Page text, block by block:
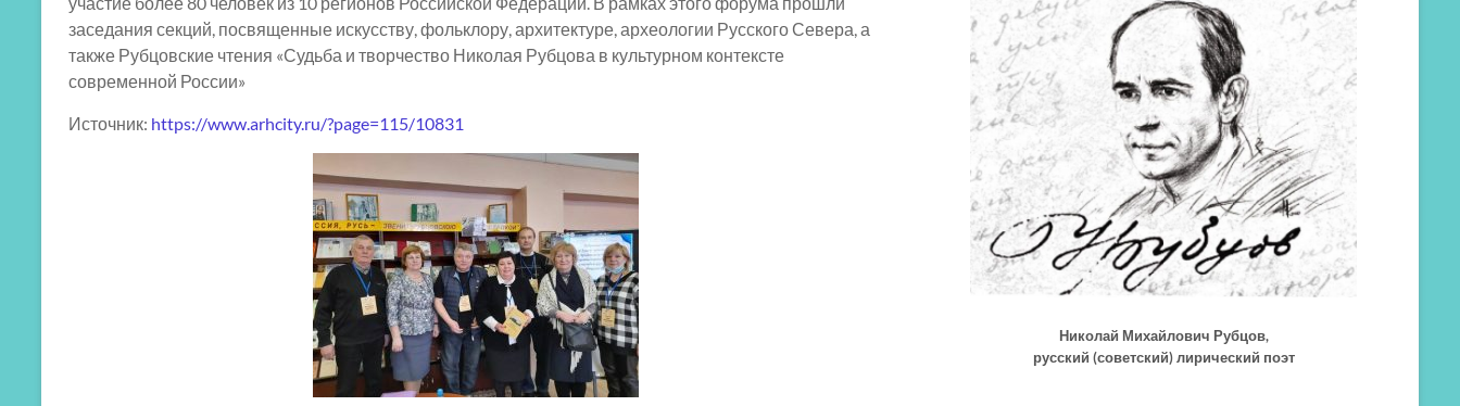
заседания секций, посвященные искусству, фольклору, архитектуре, археологии Русского Севера, а
также Рубцовские чтения «Судьба и творчество Николая Рубцова в культурном контексте
современной России»
Источник: https://www.arhcity.ru/?page=115/10831
Николай Михайлович Рубцов,
русский (советский) лирический поэт